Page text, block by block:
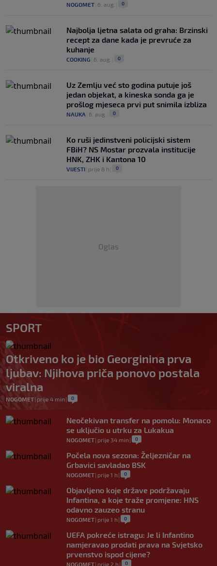
NOGOMET 6. aug. 0
Najbolja ljetna salata od graha: Brzinski
recept za dane kada je prevruće za
kuhanje
COOKING 6. aug. 0
Uz Zemlju već sto godina putuje još
jedan objekat, a kineska sonda ga je
prošlog mjeseca prvi put snimila izbliza
NAUKA 6. aug. 0
Ko ruši jedinstveni policijski sistem
FBiH? NS Mostar prozvala institucije
HNK, ZHK i Kantona 10
VIJESTI prije 8 h 0
Oglas
SPORT
Otkriveno ko je bio Georginina prva
ljubav: Njihova priča ponovo postala
viralna
NOGOMET| prije 4 min | 0
Neočekivan transfer na pomolu: Monaco
se uključio u utrku za Lukakua
NOGOMET| prije 34 min | 0
Počela nova sezona: Željezničar na
Grbavici savladao BSK
NOGOMET| prije 1 h | 0
Objavljeno koje države podržavaju
Infantina, a koje traže promjene: HNS
odavno zauzeo stranu
NOGOMET| prije 1 h | 0
UEFA pokreće istragu: Je li Infantino
namjeravao prodati prava na Svjetsko
prvenstvo ispod cijene?
NOGOMET| prije 2 h | 0